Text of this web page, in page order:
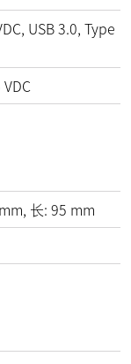
, USB 3.0, Type
VDC
mm, 长: 95 mm